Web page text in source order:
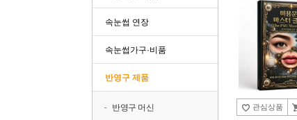
속눈썹 연장
속눈썹가구·비품
반영구 제품
반영구 머신
관심상품